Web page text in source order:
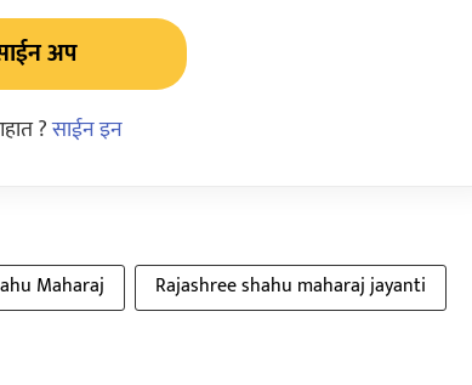
अप
?साईन इन
Maharaj
Rajashree shahu maharaj jayanti